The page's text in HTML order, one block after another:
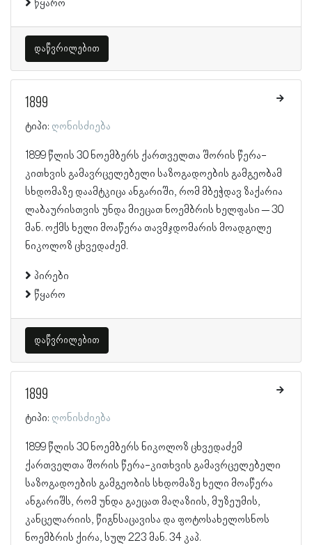
წყარო
დაწვრილებით
1899
ტიპი: ღონისძიება
1899 წლის 30 ნოემბერს ქართველთა შორის წერა-
კითხვის გამავრცელებელი საზოგადოების გამგეობამ
სხდომაზე დაამტკიცა ანგარიში, რომ მბეჭდავ ზაქარია
ლაბაურისთვის უნდა მიეცათ ნოემბრის ხელფასი – 30
მან. ოქმს ხელი მოაწერა თავმჯდომარის მოადგილე
ნიკოლოზ ცხვედაძემ.
პირები
წყარო
დაწვრილებით
1899
ტიპი: ღონისძიება
1899 წლის 30 ნოემბერს ნიკოლოზ ცხვედაძემ
ქართველთა შორის წერა-კითხვის გამავრცელებელი
საზოგადოების გამგეობის სხდომაზე ხელი მოაწერა
ანგარიშს, რომ უნდა გაეცათ მაღაზიის, მუზეუმის,
კანცელარიის, წიგნსაცავისა და ფოტოსახელოსნოს
ნოემბრის ქირა, სულ 223 მან. 34 კაპ.